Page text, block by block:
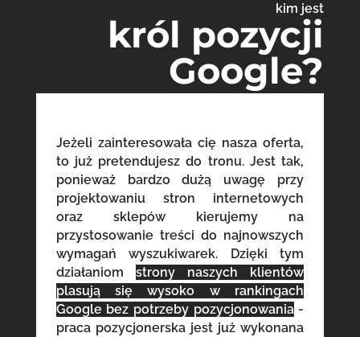
kim jest
król pozycji
Google?
Jeżeli zainteresowała cię nasza oferta,
to już pretendujesz do tronu. Jest tak,
ponieważ bardzo dużą uwagę przy
projektowaniu stron internetowych
oraz sklepów kierujemy na
przystosowanie treści do najnowszych
wymagań wyszukiwarek. Dzięki tym
działaniom strony naszych klientów
plasują się wysoko w rankingach
Google bez potrzeby pozycjonowania-
praca pozycjonerska jest już wykonana